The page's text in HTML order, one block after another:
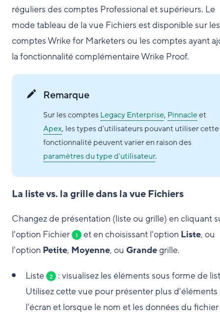
réguliers des comptes Professional et supérieurs. Le
mode tableau de la vue Fichiers est disponible sur les
comptes Wrike for Marketers ou les comptes ayant
la fonctionnalité complémentaire Wrike Proof.
Remarque
Sur les comptes Legacy Enterprise, Pinnacleet
Apex, les types d'utilisateurs pouvant utiliser cette
fonctionnalité peuvent varier en raison des
paramètres du type d'utilisateur.
La liste vs. la grille dans la vue Fichiers
Changez de présentation (liste ou grille) en cliquant
l'option Fichier
1 et en choisissant l'option Liste, ou
l'option Petite, Moyenne, ou Grandegrille.
Liste 2
: visualisez les éléments sous forme de
Utilisez cette vue pour présenter plus d'éléments
l'écran et lorsque le nom et les données du